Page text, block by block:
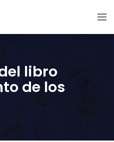
libro
de los